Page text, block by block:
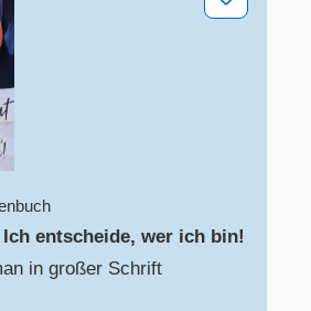
entscheide, wer ich bin!
in großer Schrift